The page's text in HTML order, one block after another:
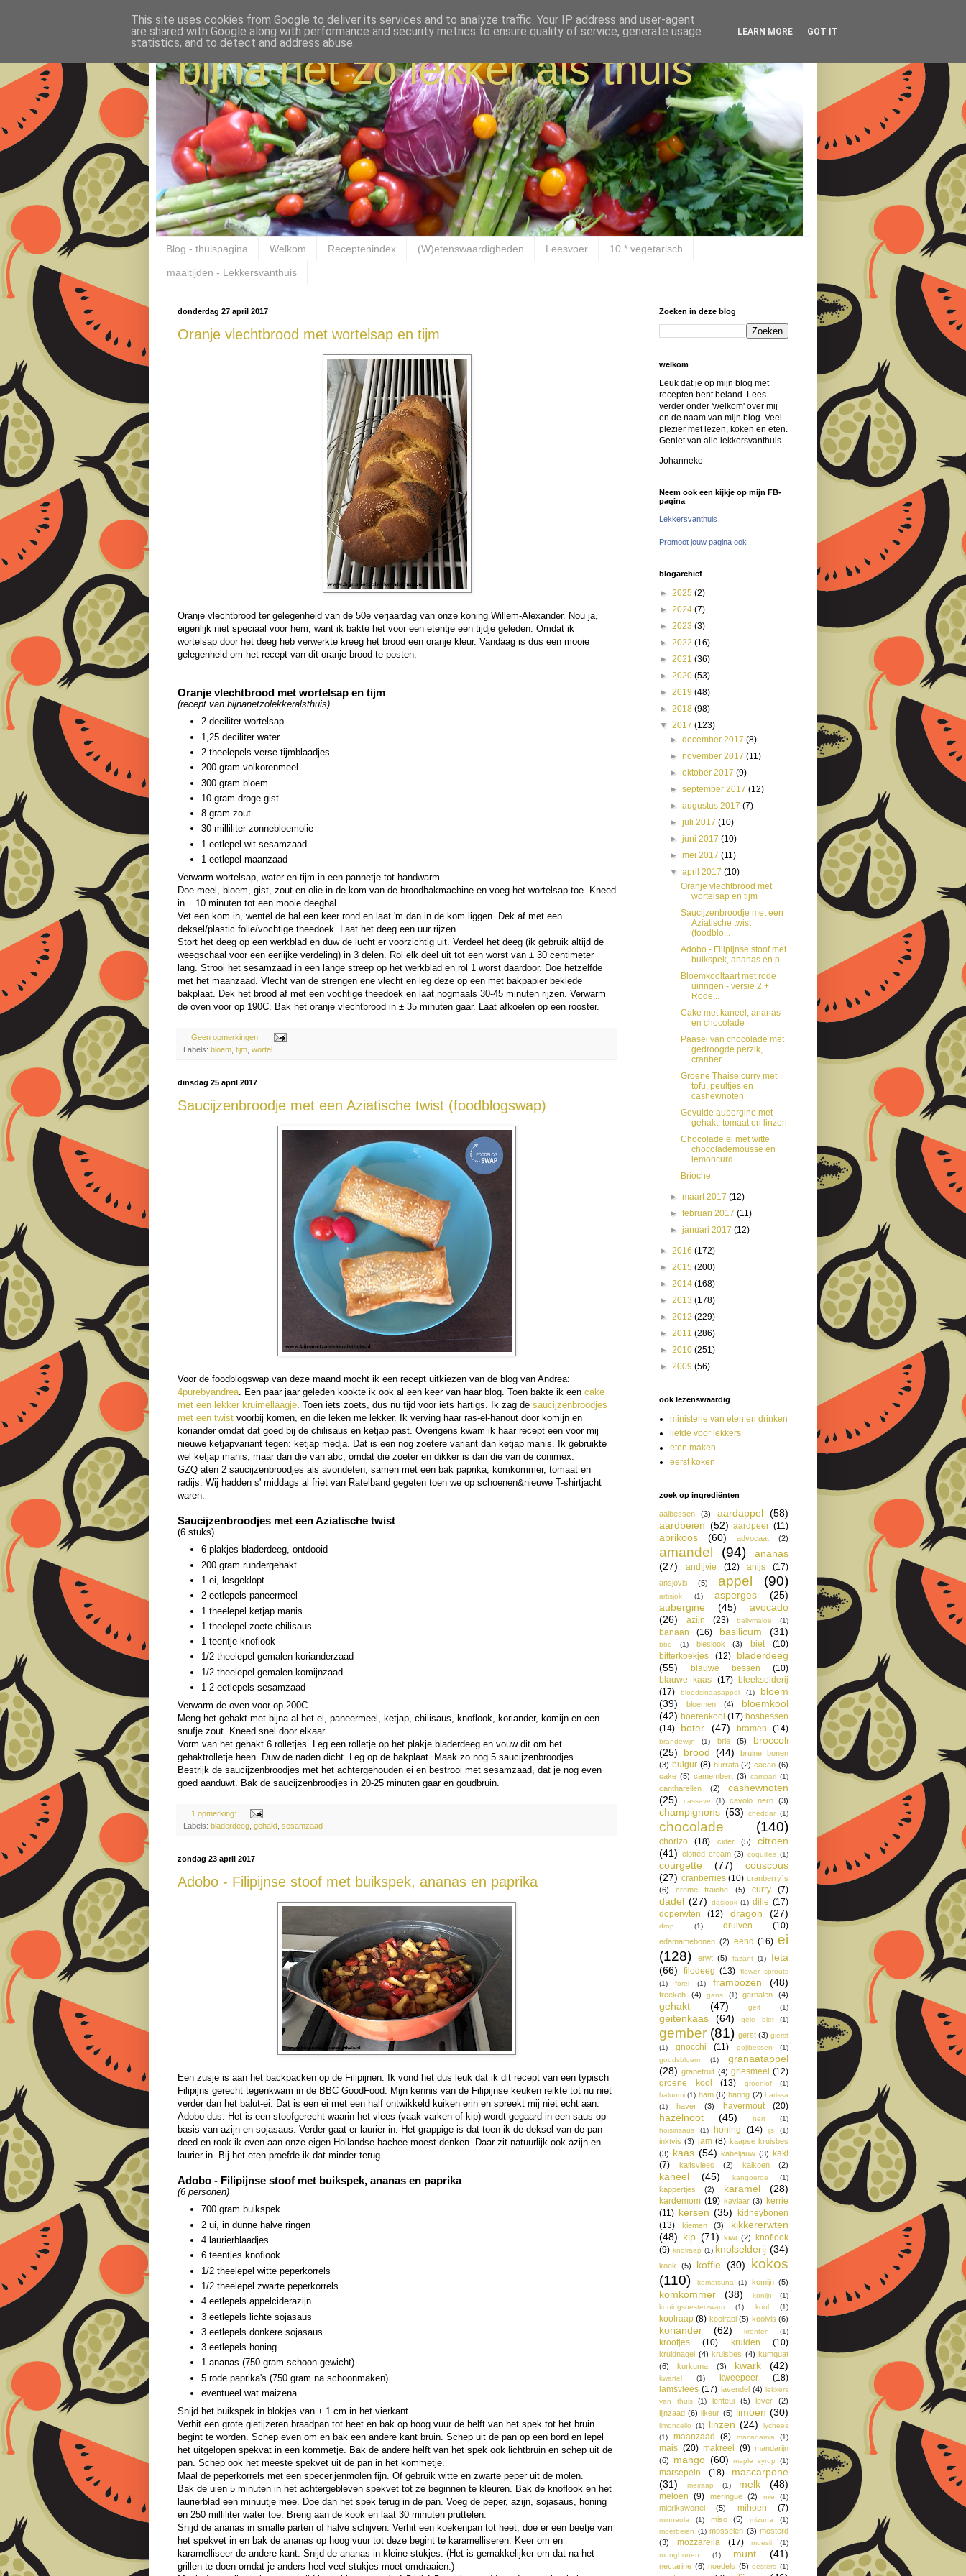
bijna net zo lekker als thuis
Blog - thuispagina Welkom Receptenindex (W)etenswaardigheden Leesvoer 10 * vegetarisch
maaltijden - Lekkersvanthuis
donderdag 27 april 2017
Oranje vlechtbrood met wortelsap en tijm
Oranje vlechtbrood ter gelegenheid van de 50e verjaardag van onze koning Willem-Alexander. Nou ja,
eigenlijk niet speciaal voor hem, want ik bakte het voor een etentje een tijdje geleden. Omdat ik
wortelsap door het deeg heb verwerkte kreeg het brood een oranje kleur. Vandaag is dus een mooie
gelegenheid om het recept van dit oranje brood te posten.
Oranje vlechtbrood met wortelsap en tijm
(recept van bijnanetzolekkeralsthuis)
2 deciliter wortelsap
1,25 deciliter water
2 theelepels verse tijmblaadjes
200 gram volkorenmeel
300 gram bloem
10 gram droge gist
8 gram zout
30 milliliter zonnebloemolie
1 eetlepel wit sesamzaad
1 eetlepel maanzaad
Verwarm wortelsap, water en tijm in een pannetje tot handwarm.
Doe meel, bloem, gist, zout en olie in de kom van de broodbakmachine en voeg het wortelsap toe. Kneed
in ± 10 minuten tot een mooie deegbal.
Vet een kom in, wentel de bal een keer rond en laat 'm dan in de kom liggen. Dek af met een
deksel/plastic folie/vochtige theedoek. Laat het deeg een uur rijzen.
Stort het deeg op een werkblad en duw de lucht er voorzichtig uit. Verdeel het deeg (ik gebruik altijd de
weegschaal voor een eerlijke verdeling) in 3 delen. Rol elk deel uit tot een worst van ± 30 centimeter
lang. Strooi het sesamzaad in een lange streep op het werkblad en rol 1 worst daardoor. Doe hetzelfde
met het maanzaad. Vlecht van de strengen ene vlecht en leg deze op een met bakpapier beklede
bakplaat. Dek het brood af met een vochtige theedoek en laat nogmaals 30-45 minuten rijzen. Verwarm
de oven voor op 190C. Bak het oranje vlechtbrood in ± 35 minuten gaar. Laat afkoelen op een rooster.
Geen opmerkingen:
Labels: bloem tijm wortel
dinsdag 25 april 2017
Saucijzenbroodje met een Aziatische twist (foodblogswap)
Voor de foodblogswap van deze maand mocht ik een recept uitkiezen van de blog van Andrea:
4purebyandrea . Een paar jaar geleden kookte ik ook al een keer van haar blog. Toen bakte ik een cake
met een lekker kruimellaagje . Toen iets zoets, dus nu tijd voor iets hartigs. Ik zag de saucijzenbroodjes
met een twist voorbij komen, en die leken me lekker. Ik verving haar ras-el-hanout door komijn en
koriander omdat dat goed bij de chilisaus en ketjap past. Overigens kwam ik haar recept een voor mij
nieuwe ketjapvariant tegen: ketjap medja. Dat is een nog zoetere variant dan ketjap manis. Ik gebruikte
wel ketjap manis, maar dan die van abc, omdat die zoeter en dikker is dan die van de conimex.
GZQ aten 2 saucijzenbroodjes als avondeten, samen met een bak paprika, komkommer, tomaat en
radijs. Wij hadden s' middags al friet van Ratelband gegeten toen we op schoenen&nieuwe T-shirtjacht
waren.
Saucijzenbroodjes met een Aziatische twist
(6 stuks)
6 plakjes bladerdeeg, ontdooid
200 gram rundergehakt
1 ei, losgeklopt
2 eetlepels paneermeel
1 theelepel ketjap manis
1 theelepel zoete chilisaus
1 teentje knoflook
1/2 theelepel gemalen korianderzaad
1/2 theelepel gemalen komijnzaad
1-2 eetlepels sesamzaad
Verwarm de oven voor op 200C.
Meng het gehakt met bijna al het ei, paneermeel, ketjap, chilisaus, knoflook, koriander, komijn en een
snufje zout. Kneed snel door elkaar.
Vorm van het gehakt 6 rolletjes. Leg een rolletje op het plakje bladerdeeg en vouw dit om het
gehaktrolletje heen. Duw de naden dicht. Leg op de bakplaat. Maak zo nog 5 saucijzenbroodjes.
Bestrijk de saucijzenbroodjes met het achtergehouden ei en bestrooi met sesamzaad, dat je nog even
goed aanduwt. Bak de saucijzenbroodjes in 20-25 minuten gaar en goudbruin.
1 opmerking:
Labels: bladerdeeg gehakt sesamzaad
zondag 23 april 2017
Adobo - Filipijnse stoof met buikspek, ananas en paprika
Een zusje is aan het backpacken op de Filipijnen. Ik vond het dus leuk dat ik dit recept van een typisch
Filipijns gerecht tegenkwam in de BBC GoodFood. Mijn kennis van de Filipijnse keuken reikte tot nu niet
verder dan het balut-ei. Dat is een ei met een half ontwikkeld kuiken erin en spreekt mij niet echt aan.
Adobo dus. Het is een stoofgerecht waarin het vlees (vaak varken of kip) wordt gegaard in een saus op
basis van azijn en sojasaus. Verder gaat er laurier in. Het grappige is dat toen ik de deksel van de pan
deed en rook ik even aan onze eigen Hollandse hachee moest denken. Daar zit natuurlijk ook azijn en
laurier in. Bij het eten proefde ik dat minder terug.
Adobo - Filipijnse stoof met buikspek, ananas en paprika
(6 personen)
700 gram buikspek
2 ui, in dunne halve ringen
4 laurierblaadjes
6 teentjes knoflook
1/2 theelepel witte peperkorrels
1/2 theelepel zwarte peperkorrels
4 eetlepels appelciderazijn
3 eetlepels lichte sojasaus
3 eetlepels donkere sojasaus
3 eetlepels honing
1 ananas (750 gram schoon gewicht)
5 rode paprika's (750 gram na schoonmaken)
eventueel wat maizena
Snijd het buikspek in blokjes van ± 1 cm in het vierkant.
Verhit een grote gietijzeren braadpan tot heet en bak op hoog vuur de helft van het spek tot het bruin
begint te worden. Schep even om en bak een andere kant bruin. Schep uit de pan op een bord en lepel
het uitgelopen spekvat in een kommetje. Bak de andere helft van het spek ook lichtbruin en schep uit de
pan. Schep ook het meeste spekvet uit de pan in het kommetje.
Maal de peperkorrels met een specerijenmolen fijn. Of gebruik witte en zwarte peper uit de molen.
Bak de uien 5 minuten in het achtergebleven spekvet tot ze beginnen te kleuren. Bak de knoflook en het
laurierblad een minuutje mee. Doe dan het spek terug in de pan. Voeg de peper, azijn, sojasaus, honing
en 250 milliliter water toe. Breng aan de kook en laat 30 minuten pruttelen.
Snijd de ananas in smalle parten of halve schijven. Verhit een koekenpan tot heet, doe er een beetje van
het spekvet in en bak de ananas op hoog vuur tot deze begint te karamelliseren. Keer om en
karamelliseer de andere kant. Snijd de ananas in kleine stukjes. (Het is gemakkelijker om dat na het
grillen te doen omdat je anders heel veel stukjes moet omdraaien.)
Zoeken in deze blog
welkom
Leuk dat je op mijn blog met
recepten bent beland. Lees
verder onder 'welkom' over mij
en de naam van mijn blog. Veel
plezier met lezen, koken en eten.
Geniet van alle lekkersvanthuis.
Johanneke
Neem ook een kijkje op mijn FB-
pagina
Lekkersvanthuis
Promoot jouw pagina ook
blogarchief
► 2025 (2)
► 2024 (7)
► 2023 (3)
► 2022 (16)
► 2021 (36)
► 2020 (53)
► 2019 (48)
► 2018 (98)
▼ 2017 (123)
►december 2017(8)
►november 2017(11)
►oktober 2017(9)
►september 2017(12)
►augustus 2017(7)
►juli 2017(10)
►juni 2017(10)
►mei 2017(11)
▼april 2017(10)
Oranje vlechtbrood met
wortelsap en tijm
Saucijzenbroodje met een
Aziatische twist
(foodblo...
Adobo - Filipijnse stoof met
buikspek, ananas en p...
Bloemkooltaart met rode
uiringen - versie 2 +
Rode...
Cake met kaneel, ananas
en chocolade
Paasei van chocolade met
gedroogde perzik,
cranber...
Groene Thaise curry met
tofu, peultjes en
cashewnoten
Gevulde aubergine met
gehakt, tomaat en linzen
Chocolade ei met witte
chocolademousse en
lemoncurd
Brioche
►maart 2017(12)
►februari 2017(11)
►januari 2017(12)
► 2016 (172)
► 2015 (200)
► 2014 (168)
► 2013 (178)
► 2012 (229)
► 2011 (286)
► 2010 (251)
► 2009 (56)
ook lezenswaardig
ministerie van eten en drinken
liefde voor lekkers
eten maken
eerst koken
zoek op ingrediënten
aalbessen (3) aardappel (58)
aardbeien (52) aardpeer (11)
abrikoos (60) advocaat (2)
amandel (94)
ananas
(27)
andijvie (12) anijs (17)
ansjovis (5) appel (90)
artisjok (1) asperges
(25)
aubergine
(45)
avocado
(26)
azijn (23) ballymaloe (1)
banaan (16) basilicum (31)
bbq (1) bieslook (3) biet
(10)
bitterkoekjes
(12)
bladerdeeg
(55)
blauwe bessen
(10)
blauwe kaas (17) bleekselderij
(17)
bloedsinaasappel (1)
bloem
(39)
bloemen (4)
bloemkool
(42) boerenkool (17) bosbessen
(14)
boter (47) bramen (14)
brandewijn (1) brie (5)
broccoli
(25)
brood (44)
bruine bonen
(3) bulgur (8) burrata (2) cacao (6)
cake (5) camembert (3) campari (1)
cantharellen (2)
cashewnoten
(25)
cassave (1) cavolo nero (3)
champignons (53) cheddar (1)
chocolade (140)
chorizo (18) cider (5)
citroen
(41) clotted cream (3) coquilles (1)
courgette (77)
couscous
(27) cranberries (10) cranberry´s
(6)
creme fraiche (5) curry (7)
dadel (27) daslook (1) dille (17)
doperwten
(12) dragon (27)
drop (1) druiven (10)
edamamebonen (2) eend (16) ei
(128)
erwt (5) fazant (1)
feta
(66)
filodeeg (13)
flower sprouts
(1)
forel (1) frambozen (48)
freekeh (4) gans (1) garnalen (4)
gehakt (47) geit (1)
geitenkaas (64) gele biet (1)
gember (81) gerst (3) gierst
(1)
gnocchi (11) gojibessen
(1)
goudsbloem
(1)
granaatappel
(28) grapefruit (4) griesmeel (12)
groene kool
(13) groenlof
(1)
haloumi (1) ham (6) haring (2) harissa
(1)
haver (3) havermout (20)
hazelnoot (45) hert
(1)
hoisinsaus
(1) honing (14) ijs (1)
inktvis (3) jam (8) kaapse kruisbes
(3) kaas (54) kabeljauw (3) kaki
(7)
kalfsvlees (2) kalkoen (2)
kaneel (45) kangoeroe (1)
kappertjes (2) karamel (28)
kardemom (19) kaviaar (3) kerrie
(11) kersen (35) kidneybonen
(13)
kiemen (3)
kikkererwten
(48) kip (71) kiwi (2) knoflook
(9) knolraap (1) knolselderij (34)
koek (5) koffie (30)
kokos
(110)
komatsuna (1) komijn (5)
komkommer (38) konijn
(1)
koningsoesterzwam
(1) kool (1)
koolraap (8) koolrabi (5) koolvis (6)
koriander (62) krenten (1)
krootjes (10) kruiden (10)
kruidnagel (4) kruisbes (4) kumquat
(6)
kurkuma (3) kwark (42)
kwartel (1) kweepeer
(18)
lamsvlees (17) lavendel (4) lekkers
van thuis
(1) lenteui (5) lever
(2)
lijnzaad (6) likeur (5) limoen (30)
limoncello (1) linzen (24)
lychees
(1)
maanzaad (8) macadamia (1)
mais (20) makreel (9) mandarijn
(6)
mango (60) maple syrup (1)
marsepein (18)
mascarpone
(31)
meiraap (1) melk (48)
meloen (9) meringue (2) mie (1)
mierikswortel (5) mihoen (7)
minneola (1) miso (5) mizuna
(1)
moerbeien (1) mosselen (3) mosterd
(3)
mozzarella (17) muesli
(1)
mungbonen
(1) munt (41)
nectarine (6) noedels (5) oesters (1)
This site uses cookies from Google to deliver its services and to analyze traffic. Your IP address and user-agent
are shared with Google along with performance and security metrics to ensure quality of service, generate usage
statistics, and to detect and address abuse.
LEARN MORE GOT IT